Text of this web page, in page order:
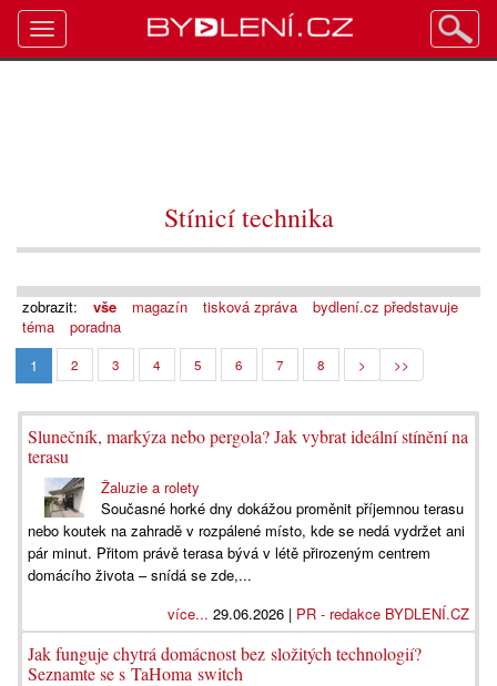
Stínicí technika
zobrazit: vše magazín tisková zpráva
bydlení.cz představuje
téma
poradna
1
2 3 4 5 6 7 8 > >>
Slunečník, markýza nebo pergola? Jak vybrat ideální stínění na
terasu
Žaluzie a rolety
Současné horké dny dokážou proměnit příjemnou terasu
nebo koutek na zahradě v rozpálené místo, kde se nedá vydržet ani
pár minut. Přitom právě terasa bývá v létě přirozeným centrem
domácího života – snídá se zde,...
více... 29.06.2026 | PR - redakce BYDLENÍ.CZ
Jak funguje chytrá domácnost bez složitých technologií?
Seznamte se s TaHoma switch
Toggle
navigation